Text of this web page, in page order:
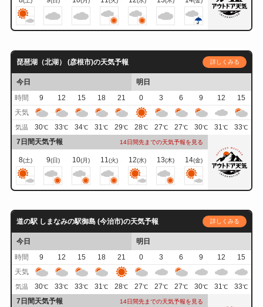
琵琶湖（北湖） (彦根市)の天気予報 詳しくみる
今日
明日
時間
9 12 15 18 21 0 3 6 9 12
15
天気
気温 30℃ 33℃ 34℃ 31℃ 29℃ 28℃ 27℃ 27℃ 30℃ 31℃ 33℃
7日間天気予報 14日間先までの天気予報を見る
8(土) 9(日) 10(月) 11 (火) 12(水) 13(木) 14(金)
道の駅 しまなみの駅御島 (今治市)の天気予報 詳しくみる
今日
明日
時間
9 12 15 18 21 0 3 6 9 12
15
天気
気温 30℃ 33℃ 33℃ 31℃ 28℃ 27℃ 27℃ 27℃ 30℃ 31℃ 33℃
7日間天気予報 14日間先までの天気予報を見る